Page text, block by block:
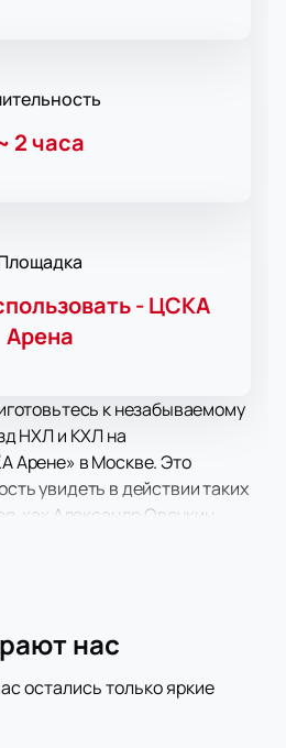
2 часа
- ЦСКА
Аренa
к незабываемому
НХЛ и КХЛ на
Арене» в Москве. Это
увидеть в действии таких
как Александр Овечкин,
Сергачев, Кирилл
слову техники. Она
месте с развитой
нас
остались только яркие